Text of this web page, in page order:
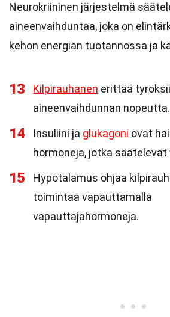
Neurokriininen järjestelmä
aineenvaihduntaa, joka on
kehon energian tuotannossa ja
13 Kilpirauhanen erittää
aineenvaihdunnan nopeutta.
14 Insuliini ja glukagoni ovat
hormoneja, jotka
15
Hypotalamus ohjaa
toimintaa vapauttamalla
vapauttajahormoneja.